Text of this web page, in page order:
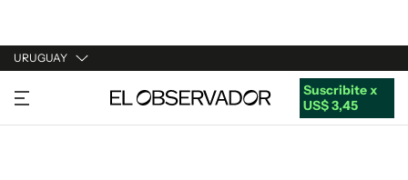
URUGUAY
URUGUAY
ARGENTINA
Suscribite x
US$ 3,45